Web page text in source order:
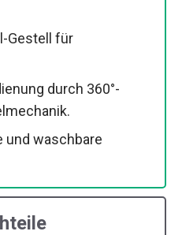
Gestell für
durch 360°-
und waschbare